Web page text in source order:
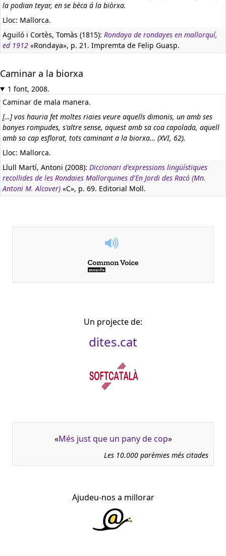
la podian teyar, en se bèca á la biòrxa.
Lloc: Mallorca.
Aguiló i Cortès, Tomàs (1815): Rondaya de rondayes en mallorquí,
ed 1912 «Rondaya», p. 21. Impremta de Felip Guasp.
Caminar a la biorxa
1 font, 2008.
Caminar de mala manera.
[…] vos hauria fet moltes riaies veure aquells dimonis, un amb ses
banyes rompudes, s'altre sense, aquest amb sa coa capolada, aquell
amb so cap esflorat, tots caminant a la biorxa… (XVI, 62).
Lloc: Mallorca.
Llull Martí, Antoni (2008): Diccionari d'expressions lingüístiques
recollides de les Rondaies Mallorquines d'En Jordi des Racó (Mn.
Antoni M. Alcover) «C», p. 69. Editorial Moll.
Un projecte de:
dites.cat
«Més just que un pany de cop»
Les 10.000 parèmies més citades
Ajudeu-nos a millorar